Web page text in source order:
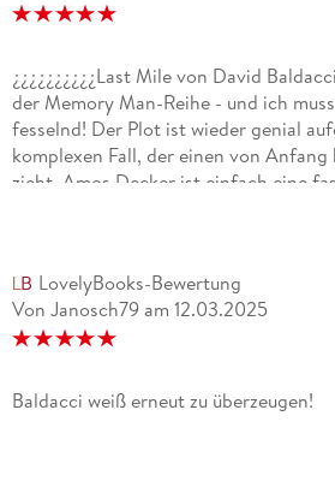
¿¿¿¿¿¿¿¿¿¿Last Mile von David
der Memory Man-Reihe - und ich
fesselnd! Der Plot ist wieder genial
komplexen Fall, der einen von Anfang
zieht. Amos Decker ist einfach eine
Für mich einer der besten Teile der
intelligente Thriller mit Tiefgang steht,
nicht enttäuscht!
LovelyBooks-Bewertung
Von Janosch79 am 12.03.2025
Baldacci weiß erneut zu überzeugen!